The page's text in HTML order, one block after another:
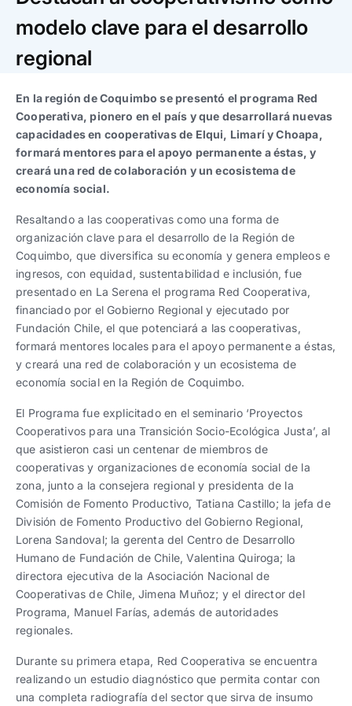
Trabaja con nosotros
Ver todo
Español|English
Ver todas
Español|English
Ver todas
Español|English
progresivos de gestión
Ver todos
Español|English
modelo clave para el desarrollo
regional
En la región de Coquimbo se presentó el programa Red
Cooperativa, pionero en el país y que desarrollará nuevas
capacidades en cooperativas de Elqui, Limarí y Choapa,
formará mentores para el apoyo permanente a éstas, y
creará una red de colaboración y un ecosistema de
economía social.
Resaltando a las cooperativas como una forma de
organización clave para el desarrollo de la Región de
Coquimbo, que diversifica su economía y genera empleos e
ingresos, con equidad, sustentabilidad e inclusión, fue
presentado en La Serena el programa Red Cooperativa,
financiado por el Gobierno Regional y ejecutado por
Fundación Chile, el que potenciará a las cooperativas,
formará mentores locales para el apoyo permanente a éstas,
y creará una red de colaboración y un ecosistema de
economía social en la Región de Coquimbo.
El Programa fue explicitado en el seminario ‘Proyectos
Cooperativos para una Transición Socio-Ecológica Justa’, al
que asistieron casi un centenar de miembros de
cooperativas y organizaciones de economía social de la
zona, junto a la consejera regional y presidenta de la
Comisión de Fomento Productivo, Tatiana Castillo; la jefa de
División de Fomento Productivo del Gobierno Regional,
Lorena Sandoval; la gerenta del Centro de Desarrollo
Humano de Fundación de Chile, Valentina Quiroga; la
directora ejecutiva de la Asociación Nacional de
Cooperativas de Chile, Jimena Muñoz; y el director del
Programa, Manuel Farías, además de autoridades
regionales.
Durante su primera etapa, Red Cooperativa se encuentra
realizando un estudio diagnóstico que permita contar con
una completa radiografía del sector que sirva de insumo